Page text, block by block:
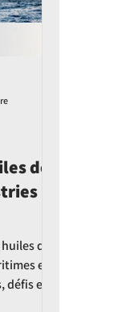
de
de
et
et